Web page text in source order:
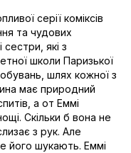
серії коміксів
та чудових
які з
школи Паризької
шлях кожної з
має природний
а от Еммі
Скільки б вона не
з рук. Але
його шукають. Еммі